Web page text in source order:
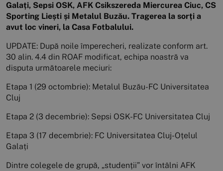
Galați, Sepsi OSK, AFK Csikszereda Miercurea Ciuc, CS
Sporting Liești și Metalul Buzău. Tragerea la sorți a
avut loc vineri, la Casa Fotbalului.
UPDATE: După noile împerecheri, realizate conform art.
30 alin. 4.4 din ROAF modificat, echipa noastră va
disputa următoarele meciuri:
Etapa 1 (29 octombrie): Metalul Buzău-FC Universitatea
Cluj
Etapa 2 (3 decembrie): Sepsi OSK-FC Universitatea Cluj
Etapa 3 (17 decembrie): FC Universitatea Cluj-Oțelul
Galați
Dintre colegele de grupă, „studenții” vor întâlni AFK